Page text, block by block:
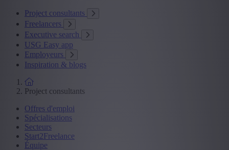
Project consultants
Freelancers
Executive search
USG Easy app
Employeurs
Inspiration & blogs
Project consultants
Offres d'emploi
Spécialisations
Secteurs
Start2Freelance
Équipe